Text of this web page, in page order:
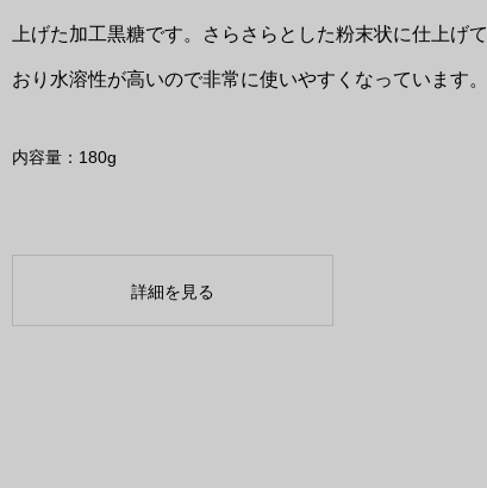
上げた加工黒糖です。さらさらとした粉末状に仕上げて
おり水溶性が高いので非常に使いやすくなっています。
内容量：180g
詳細を見る